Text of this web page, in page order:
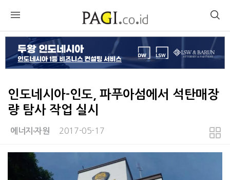
인도네시아-인도, 파푸아섬에서 석탄매장
량 탐사 작업 실시
에너지∙자원 2017-05-17
본문